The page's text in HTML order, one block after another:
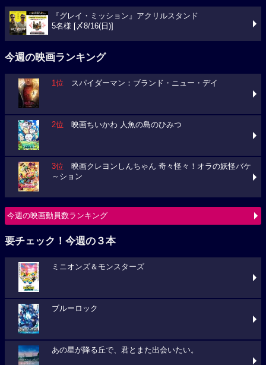
『グレイ・ミッション』アクリルスタンド
5名様 [〆8/16(日)]
今週の映画ランキング
1位 スパイダーマン：ブランド・ニュー・デイ
2位 映画ちいかわ 人魚の島のひみつ
3位 映画クレヨンしんちゃん 奇々怪々！オラの妖怪バケ
～ション
今週の映画動員数ランキング
要チェック！今週の３本
ミニオンズ＆モンスターズ
ブルーロック
あの星が降る丘で、君とまた出会いたい。